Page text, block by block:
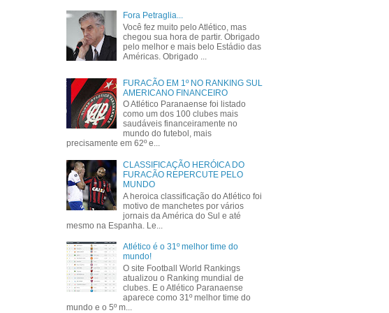
Fora Petraglia...
Você fez muito pelo Atlético, mas
chegou sua hora de partir. Obrigado
pelo melhor e mais belo Estádio das
Américas. Obrigado ...
FURACÃO EM 1º NO RANKING SUL
AMERICANO FINANCEIRO
O Atlético Paranaense foi listado
como um dos 100 clubes mais
saudáveis financeiramente no
mundo do futebol, mais
precisamente em 62º e...
CLASSIFICAÇÃO HERÓICA DO
FURACÃO REPERCUTE PELO
MUNDO
A heroica classificação do Atlético foi
motivo de manchetes por vários
jornais da América do Sul e até
mesmo na Espanha. Le...
Atlético é o 31º melhor time do
mundo!
O site Football World Rankings
atualizou o Ranking mundial de
clubes. E o Atlético Paranaense
aparece como 31º melhor time do
mundo e o 5º m...